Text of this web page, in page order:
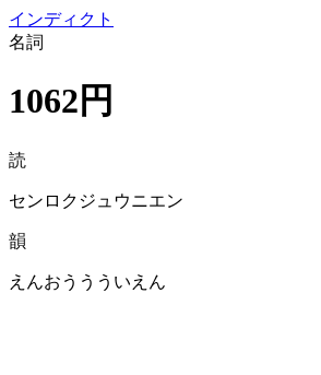
インディクト
名詞
1062円
読
センロクジュウニエン
韻
えんおううういえん